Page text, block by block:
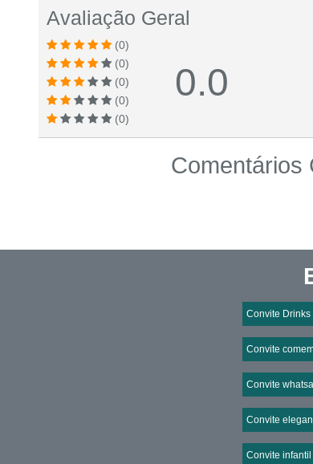
Avaliação Geral
(0)
(0)
(0)
(0)
(0)
0.0
Comentários
Convite Drinks
Convite
Convite
Convite
Convite infantil